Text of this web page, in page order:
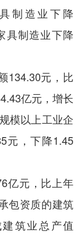
制造业下降
具制造业下降
元，比
亿元，增长
模以上工业企
元，下降1.45
元，比上年
包资质的建筑
筑业总产值